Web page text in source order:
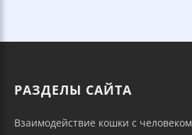
РАЗДЕЛЫ САЙТА
Взаимодействие кошки с человеком